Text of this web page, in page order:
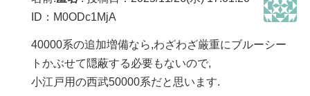
ID：M0ODc1MjA
40000系の追加増備なら,わざわざ厳重にブルーシー
トかぶせて隠蔽する必要もないので,
小江戸用の西武50000系だと思います.